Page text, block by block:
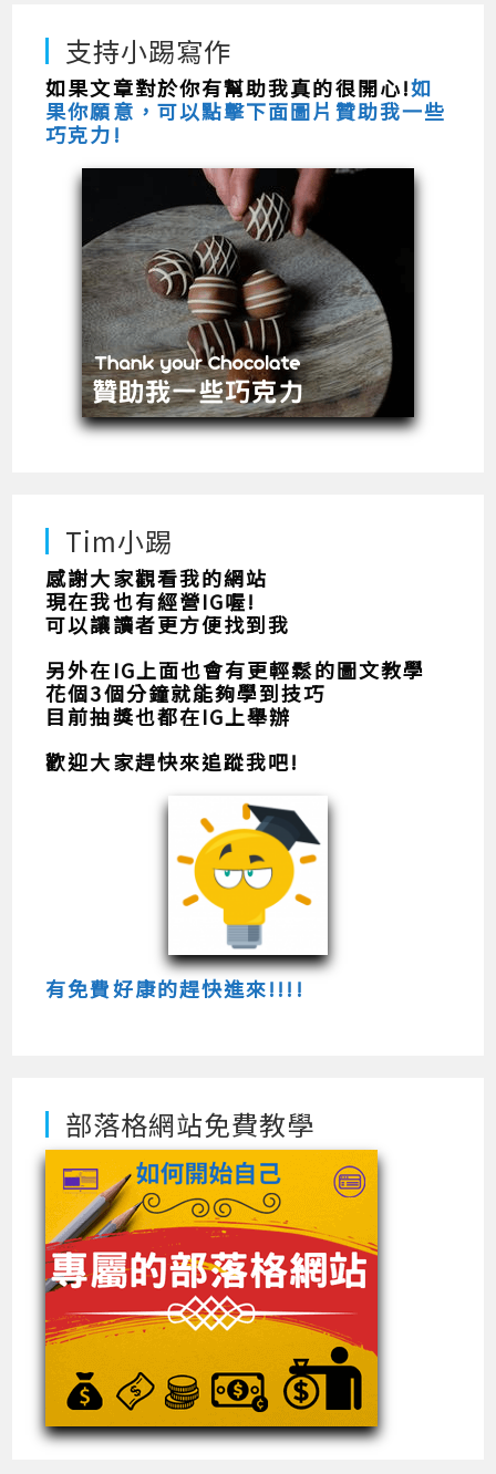
支持小踢寫作
如果文章對於你有幫助我真的很開心!如
果你願意，可以點擊下面圖片贊助我一些
巧克力!
Tim小踢
感謝大家觀看我的網站
現在我也有經營IG喔!
可以讓讀者更方便找到我
另外在IG上面也會有更輕鬆的圖文教學
花個3個分鐘就能夠學到技巧
目前抽獎也都在IG上舉辦
歡迎大家趕快來追蹤我吧!
有免費好康的趕快進來!!!!
部落格網站免費教學